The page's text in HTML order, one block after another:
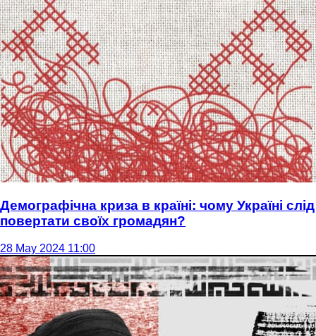
Демографічна криза в країні: чому Україні слід
повертати своїх громадян?
28 May 2024 11:00